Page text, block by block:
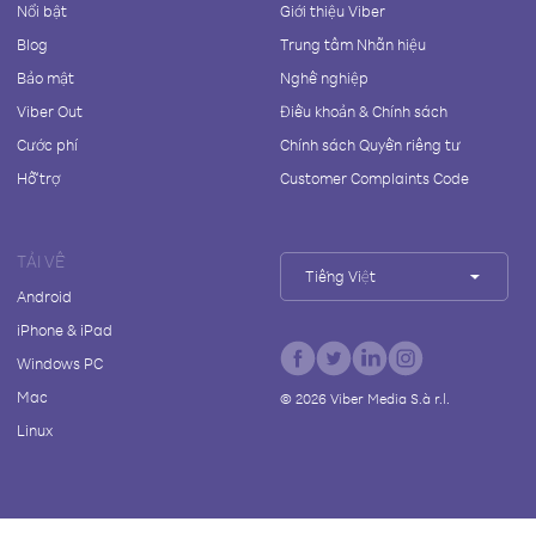
Nổi bật
Blog
Bảo mật
Viber Out
Cước phí
Hỗ trợ
Giới thiệu Viber
Trung tâm Nhãn hiệu
Nghề nghiệp
Điều khoản & Chính sách
Chính sách Quyền riêng tư
Customer Complaints Code
TẢI VỀ
Android
iPhone & iPad
Windows PC
Mac
Linux
Tiếng Việt
© 2026Viber Media S.à r.l.